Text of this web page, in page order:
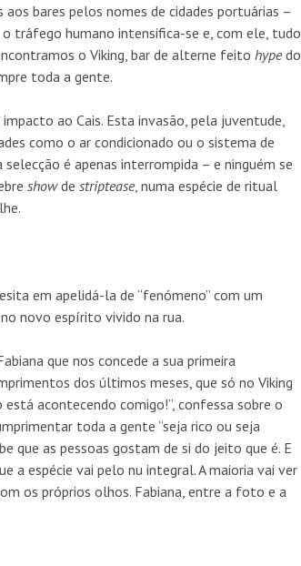
bares pelos nomes de cidades portuárias –
tráfego humano intensifica-se e, com ele, tudo
o Viking, bar de alterne feito hypedo
toda a gente.
ao Cais. Esta invasão, pela juventude,
como o ar condicionado ou o sistema de
é apenas interrompida – e ninguém se
showde striptease, numa espécie de ritual
em apelidá-la de “fenómeno” com um
novo espírito vivido na rua.
que nos concede a sua primeira
dos últimos meses, que só no Viking
está acontecendo comigo!”, confessa sobre o
toda a gente “seja rico ou seja
que as pessoas gostam de si do jeito que é. E
a espécie vai pelo nu integral. A maioria vai ver
os próprios olhos. Fabiana, entre a foto e a